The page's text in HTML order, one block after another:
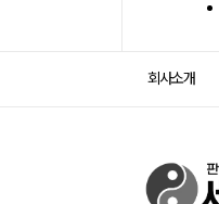
회사소개